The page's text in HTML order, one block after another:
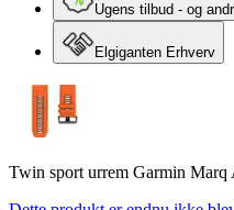
Ugens tilbud - og
Elgiganten Erhverv
Twin sport urrem Garmin Marq